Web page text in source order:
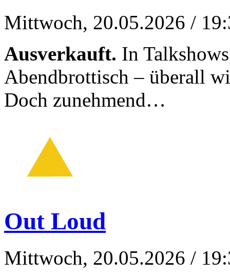
Mittwoch, 20.05.2026 /
Ausverkauft. In
Abendbrottisch – überall
Doch zunehmend…
Out Loud
Mittwoch, 20.05.2026 /